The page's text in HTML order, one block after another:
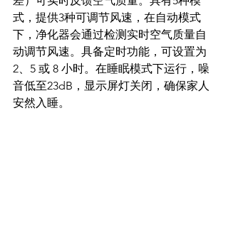
式，提供3种可调节风速，在自动模式
下，净化器会通过检测实时空气质量自
动调节风速。具备定时功能，可设置为
2、5 或 8 小时。在睡眠模式下运行，噪
音低至23dB，显示屏灯关闭，确保家人
安然入睡。